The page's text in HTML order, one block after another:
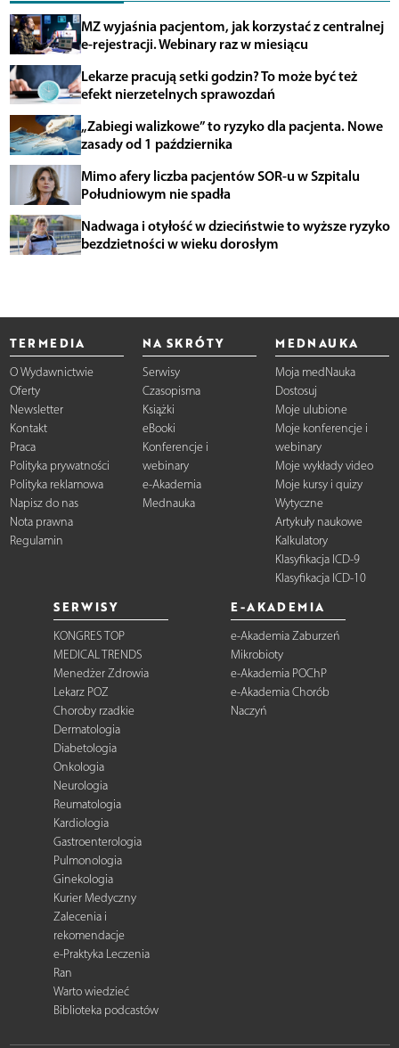
MZ wyjaśnia pacjentom, jak korzystać z centralnej
e-rejestracji. Webinary raz w miesiącu
Lekarze pracują setki godzin? To może być też
efekt nierzetelnych sprawozdań
„Zabiegi walizkowe” to ryzyko dla pacjenta. Nowe
zasady od 1 października
Mimo afery liczba pacjentów SOR-u w Szpitalu
Południowym nie spadła
Nadwaga i otyłość w dzieciństwie to wyższe ryzyko
bezdzietności w wieku dorosłym
TERMEDIA
O Wydawnictwie
Oferty
Newsletter
Kontakt
Praca
Polityka prywatności
Polityka reklamowa
Napisz do nas
Nota prawna
Regulamin
NA SKRÓTY
Serwisy
Czasopisma
Książki
eBooki
Konferencje i
webinary
e-Akademia
Mednauka
MEDNAUKA
Moja medNauka
Dostosuj
Moje ulubione
Moje konferencje i
webinary
Moje wykłady video
Moje kursy i quizy
Wytyczne
Artykuły naukowe
Kalkulatory
Klasyfikacja ICD-9
Klasyfikacja ICD-10
SERWISY
KONGRES TOP
MEDICAL TRENDS
Menedżer Zdrowia
Lekarz POZ
Choroby rzadkie
Dermatologia
Diabetologia
Onkologia
Neurologia
Reumatologia
Kardiologia
Gastroenterologia
Pulmonologia
Ginekologia
Kurier Medyczny
Zalecenia i
rekomendacje
e-Praktyka Leczenia
Ran
Warto wiedzieć
Biblioteka podcastów
E-AKADEMIA
e-Akademia Zaburzeń
Mikrobioty
e-Akademia POChP
e-Akademia Chorób
Naczyń